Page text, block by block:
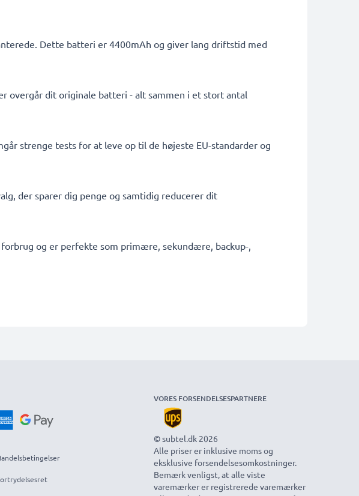
Dette batteri er 4400mAh og giver lang driftstid med
overgår dit originale batteri - alt sammen i et stort antal
strenge tests for at leve op til de højeste EU-standarder og
der sparer dig penge og samtidig reducerer dit
og er perfekte som primære, sekundære, backup-,
VORES FORSENDELSESPARTNERE
© subtel.dk 2026
Alle priser er inklusive moms og
eksklusive forsendelsesomkostninger.
Bemærk venligst, at alle viste
varemærker er registrerede varemærker